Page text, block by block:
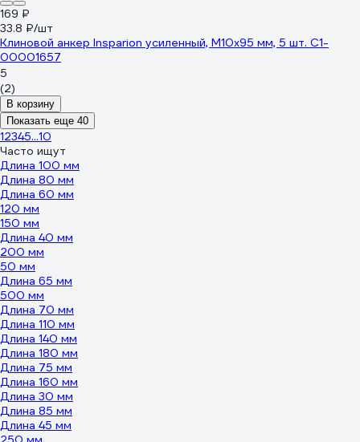
169 ₽
33.8 ₽/шт
Клиновой анкер Insparion усиленный, М10x95 мм, 5 шт. С1-
00001657
5
(2)
В корзину
Показать еще 40
12345...10
Часто ищут
Длина 100 мм
Длина 80 мм
Длина 60 мм
120 мм
150 мм
Длина 40 мм
200 мм
50 мм
Длина 65 мм
500 мм
Длина 70 мм
Длина 110 мм
Длина 140 мм
Длина 180 мм
Длина 75 мм
Длина 160 мм
Длина 30 мм
Длина 85 мм
Длина 45 мм